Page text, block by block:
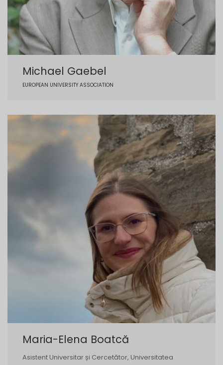
Michael Gaebel
EUROPEAN UNIVERSITY ASSOCIATION
Maria-Elena Boatcă
Asistent Universitar și Cercetător, Universitatea